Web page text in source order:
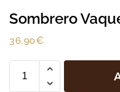
Sombrero
36.90€